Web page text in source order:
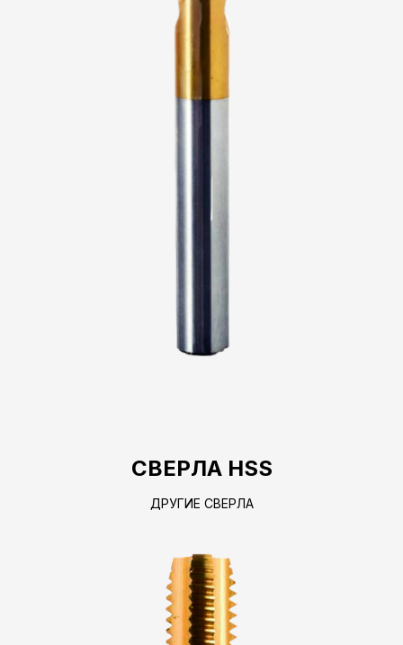
СВЕРЛА HSS
ДРУГИЕ СВЕРЛА